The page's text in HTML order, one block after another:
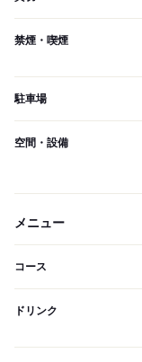
禁煙・喫煙
駐車場
空間・設備
メニュー
コース
ドリンク